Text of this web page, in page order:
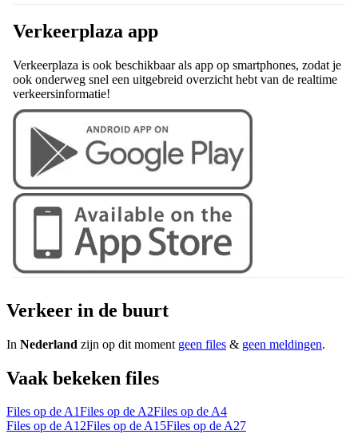
Verkeerplaza app
Verkeerplaza is ook beschikbaar als app op smartphones, zodat je
ook onderweg snel een uitgebreid overzicht hebt van de realtime
verkeersinformatie!
Verkeer in de buurt
In Nederland zijn op dit moment geen files & geen meldingen.
Vaak bekeken files
Files op de A1Files op de A2Files op de A4
Files op de A12Files op de A15Files op de A27